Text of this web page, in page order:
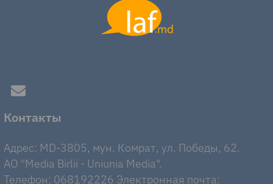
Контакты
Адрес: MD-3805, мун. Комрат, ул. Победы, 62.
AO "Media Birlii - Uniunia Media".
Телефон: 068192226 Электронная почта: